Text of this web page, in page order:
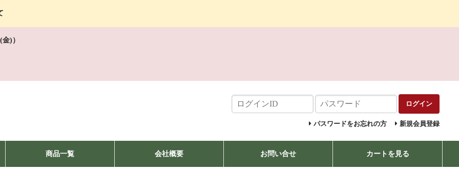
)）
ログイン
パスワードをお忘れの方 新規会員登録
商品一覧 会社概要 お問い合せ カートを見る